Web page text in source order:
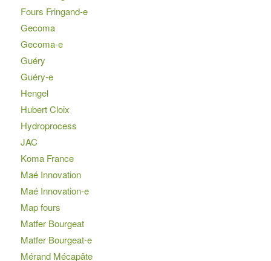
Fours Fringand-e
Gecoma
Gecoma-e
Guéry
Guéry-e
Hengel
Hubert Cloix
Hydroprocess
JAC
Koma France
Maé Innovation
Maé Innovation-e
Map fours
Matfer Bourgeat
Matfer Bourgeat-e
Mérand Mécapâte